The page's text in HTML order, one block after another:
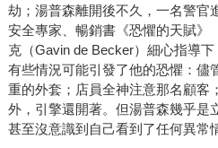
劫；湯普森離開後不久，一名警官
安全專家、暢銷書《恐懼的天賦》
克（Gavin de Becker）細心指導
有些情況可能引發了他的恐懼：儘
重的外套；店員全神注意那名顧客
外，引擎還開著。但湯普森幾乎是
甚至沒意識到自己看到了任何異常